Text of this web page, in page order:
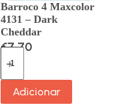
Barroco 4 Maxcolor
4131 – Dark
Cheddar
€7.70
Adicionar